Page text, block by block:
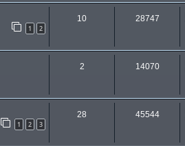
1 2
10 28747
2 14070
1 2 3
28 45544